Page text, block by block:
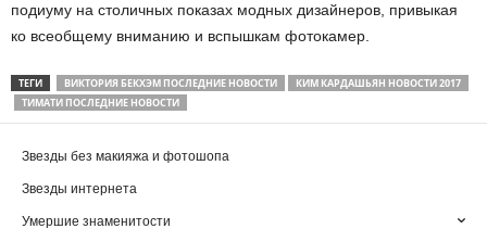
подиуму на столичных показах модных дизайнеров, привыкая
ко всеобщему вниманию и вспышкам фотокамер.
ТЕГИ ВИКТОРИЯ БЕКХЭМ ПОСЛЕДНИЕ НОВОСТИ
КИМ КАРДАШЬЯН НОВОСТИ 2017
ТИМАТИ ПОСЛЕДНИЕ НОВОСТИ
Звезды без макияжа и фотошопа
Звезды интернета
Умершие знаменитости